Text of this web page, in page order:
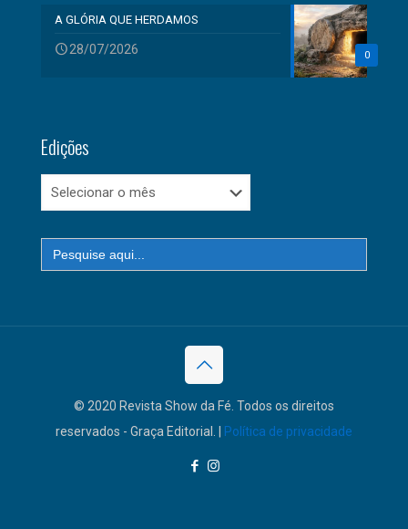
0
A GLÓRIA QUE HERDAMOS
28/07/2026
Edições
Edições
Search
for:
© 2020 Revista Show da Fé. Todos os direitos
reservados - Graça Editorial. |
Política de privacidade